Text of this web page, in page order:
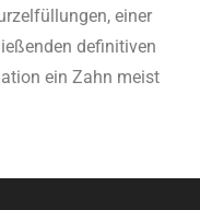
einer
definitiven
ein Zahn meist